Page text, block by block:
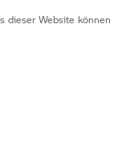
dieser Website können